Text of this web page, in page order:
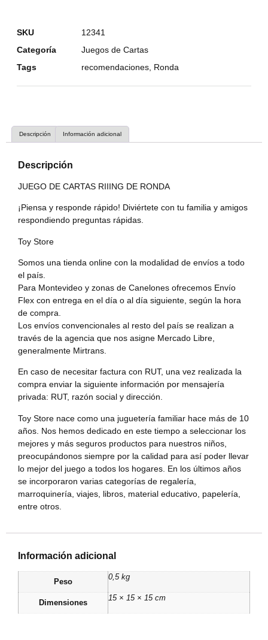
SKU
12341
Categoría
Juegos de Cartas
Tags
recomendaciones Ronda
Descripción Información adicional
Descripción
JUEGO DE CARTAS RIIING DE RONDA
¡Piensa y responde rápido! Diviértete con tu familia y amigos
respondiendo preguntas rápidas.
Toy Store
Somos una tienda online con la modalidad de envíos a todo
el país.
Para Montevideo y zonas de Canelones ofrecemos Envío
Flex con entrega en el día o al día siguiente, según la hora
de compra.
Los envíos convencionales al resto del país se realizan a
través de la agencia que nos asigne Mercado Libre,
generalmente Mirtrans.
En caso de necesitar factura con RUT, una vez realizada la
compra enviar la siguiente información por mensajería
privada: RUT, razón social y dirección.
Toy Store nace como una juguetería familiar hace más de 10
años. Nos hemos dedicado en este tiempo a seleccionar los
mejores y más seguros productos para nuestros niños,
preocupándonos siempre por la calidad para así poder llevar
lo mejor del juego a todos los hogares. En los últimos años
se incorporaron varias categorías de regalería,
marroquinería, viajes, libros, material educativo, papelería,
entre otros.
Información adicional
Peso
0,5 kg
Dimensiones
15 × 15 × 15 cm